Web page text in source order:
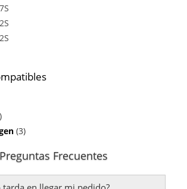
1.9 TDI
(3)
1.9 TDI(motor ATJ / AJM)
1.9 TDI(motor AVB, BKE)
Preguntas Frecuentes